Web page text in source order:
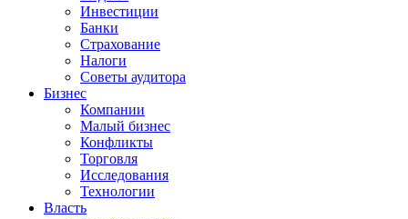
Инвестиции
Банки
Страхование
Налоги
Советы аудитора
Бизнес
Компании
Малый бизнес
Конфликты
Торговля
Исследования
Технологии
Власть